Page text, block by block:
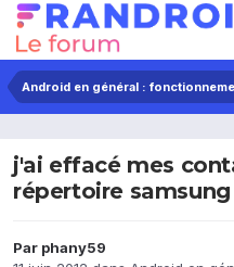
Android en général :
j'ai effacé mes
répertoire samsung
Par phany59